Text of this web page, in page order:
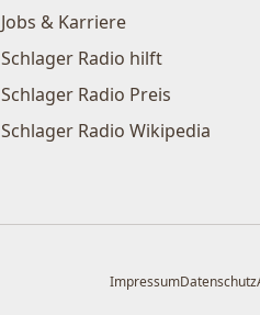
Jobs & Karriere
Schlager Radio hilft
Schlager Radio Preis
Schlager Radio Wikipedia
ImpressumDatenschutz